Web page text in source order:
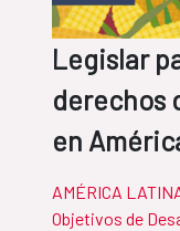
Legislar
derechos
en
AMÉRICA
Objetivos de